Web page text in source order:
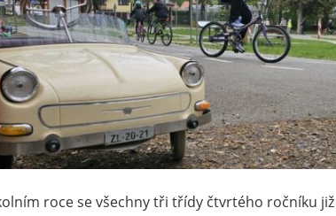
roce se všechny tři třídy čtvrtého ročníku